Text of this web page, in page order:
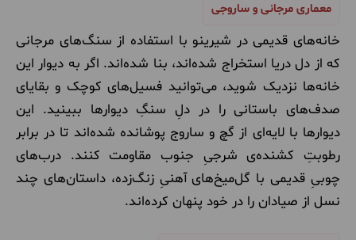
معماری مرجانی و ساروجی
خانه‌های قدیمی در شیرینو با استفاده از سنگ‌های مرجانی
که از دل دریا استخراج شده‌اند، بنا شده‌اند. اگر به دیوار این
خانه‌ها نزدیک شوید، می‌توانید فسیل‌های کوچک و بقایای
صدف‌های باستانی را در دلِ سنگِ دیوارها ببینید. این
دیوارها با لایه‌ای از گچ و ساروج پوشانده شده‌اند تا در برابر
رطوبتِ کشنده‌ی شرجیِ جنوب مقاومت کنند. درب‌های
چوبیِ قدیمی با گل‌میخ‌های آهنیِ زنگ‌زده، داستان‌های چند
نسل از صیادان را در خود پنهان کرده‌اند.